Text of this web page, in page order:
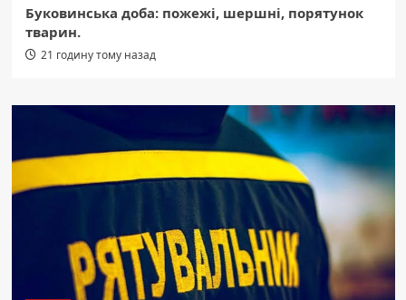
Буковинська доба: пожежі, шершні, порятунок
тварин.
21 годину тому назад